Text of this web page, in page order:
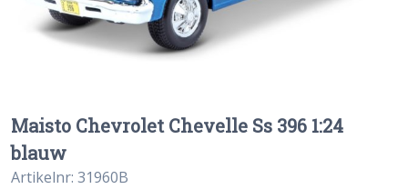
Maisto Chevrolet Chevelle Ss 396 1:24
blauw
Artikelnr: 31960B